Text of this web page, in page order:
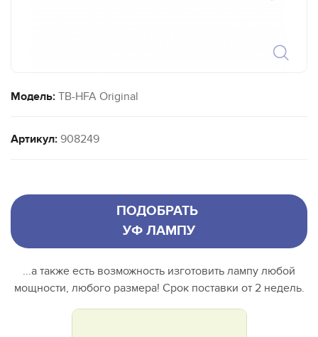
Модель: TB-HFA Original
Артикул: 908249
ПОДОБРАТЬ
УФ ЛАМПУ
...а также есть возможность изготовить лампу любой
мощности, любого размера! Срок поставки от 2 недель.